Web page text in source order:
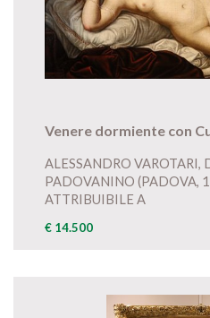
Venere dormiente con
ALESSANDRO VAROTARI,
PADOVANINO (PADOVA,
ATTRIBUIBILE A
€ 14.500